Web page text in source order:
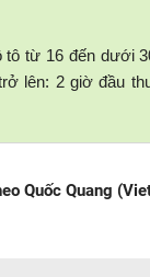
tô từ 16 đến dưới
lên: 2 giờ đầu
Quốc Quang